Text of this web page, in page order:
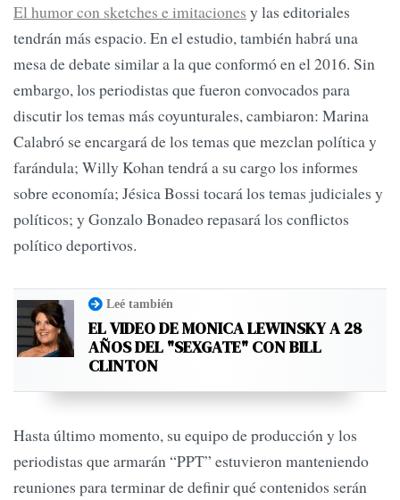
El humor con sketches e imitaciones y las editoriales
tendrán más espacio. En el estudio, también habrá una
mesa de debate similar a la que conformó en el 2016. Sin
embargo, los periodistas que fueron convocados para
discutir los temas más coyunturales, cambiaron: Marina
Calabró se encargará de los temas que mezclan política y
farándula; Willy Kohan tendrá a su cargo los informes
sobre economía; Jésica Bossi tocará los temas judiciales y
políticos; y Gonzalo Bonadeo repasará los conflictos
político deportivos.
Leé también
EL VIDEO DE MONICA LEWINSKY A 28
AÑOS DEL "SEXGATE" CON BILL
CLINTON
Hasta último momento, su equipo de producción y los
periodistas que armarán “PPT” estuvieron manteniendo
reuniones para terminar de definir qué contenidos serán